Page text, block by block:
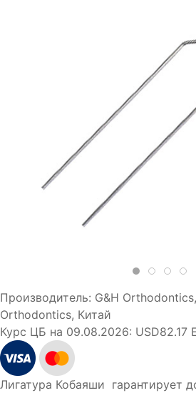
Производитель: G&H
Orthodontics, Китай
Курс ЦБ на 09.08.2026: USD82.17
Лигатура Кобаяши гарантирует